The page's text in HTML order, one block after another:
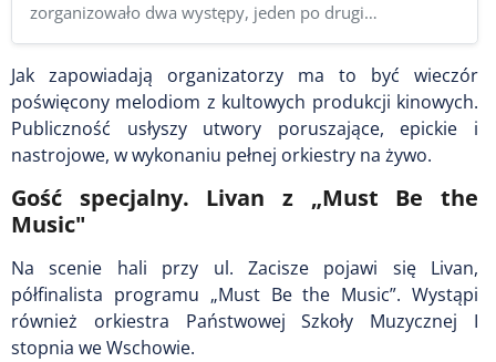
zorganizowało dwa występy, jeden po drugi…
Jak zapowiadają organizatorzy ma to być wieczór
poświęcony melodiom z kultowych produkcji kinowych.
Publiczność usłyszy utwory poruszające, epickie i
nastrojowe, w wykonaniu pełnej orkiestry na żywo.
Gość specjalny. Livan z „Must Be the
Music"
Na scenie hali przy ul. Zacisze pojawi się Livan,
półfinalista programu „Must Be the Music”. Wystąpi
również orkiestra Państwowej Szkoły Muzycznej I
stopnia we Wschowie.